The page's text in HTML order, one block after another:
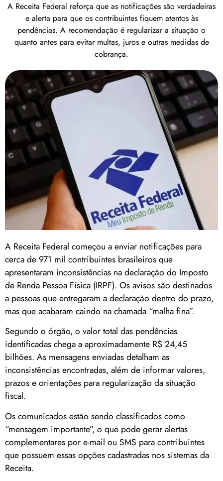
A Receita Federal reforça que as notificações são verdadeiras
e alerta para que os contribuintes fiquem atentos às
pendências. A recomendação é regularizar a situação o
quanto antes para evitar multas, juros e outras medidas de
cobrança.
A Receita Federal começou a enviar notificações para
cerca de 971 mil contribuintes brasileiros que
apresentaram inconsistências na declaração do Imposto
de Renda Pessoa Física (IRPF). Os avisos são destinados
a pessoas que entregaram a declaração dentro do prazo,
mas que acabaram caindo na chamada “malha fina”.
Segundo o órgão, o valor total das pendências
identificadas chega a aproximadamente R$ 24,45
bilhões. As mensagens enviadas detalham as
inconsistências encontradas, além de informar valores,
prazos e orientações para regularização da situação
fiscal.
Os comunicados estão sendo classificados como
“mensagem importante”, o que pode gerar alertas
complementares por e-mail ou SMS para contribuintes
que possuem essas opções cadastradas nos sistemas da
Receita.